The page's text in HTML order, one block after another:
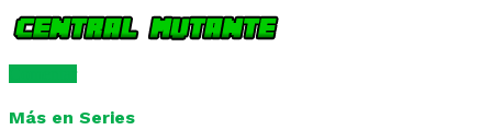
Más en Series